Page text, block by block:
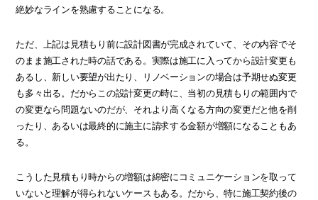
絶妙なラインを熟慮することになる。
ただ、上記は見積もり前に設計図書が完成されていて、その内容でそ
のまま施工された時の話である。実際は施工に入ってから設計変更も
あるし、新しい要望が出たり、リノベーションの場合は予期せぬ変更
も多々出る。だからこの設計変更の時に、当初の見積もりの範囲内で
の変更なら問題ないのだが、それより高くなる方向の変更だと他を削
ったり、あるいは最終的に施主に請求する金額が増額になることもあ
る。
こうした見積もり時からの増額は綿密にコミュニケーションを取って
いないと理解が得られないケースもある。だから、特に施工契約後の